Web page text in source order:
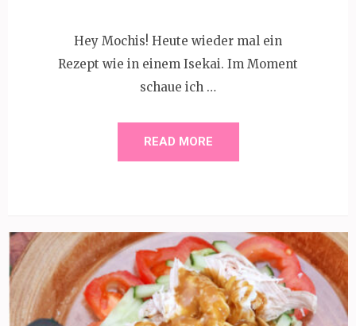
Hey Mochis! Heute wieder mal ein
Rezept wie in einem Isekai. Im Moment
schaue ich …
READ MORE